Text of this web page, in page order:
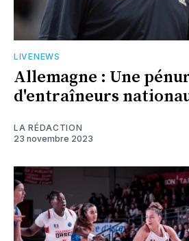
LIVENEWS
Allemagne : Une
d'entraîneurs
LA RÉDACTION
23 novembre 2023